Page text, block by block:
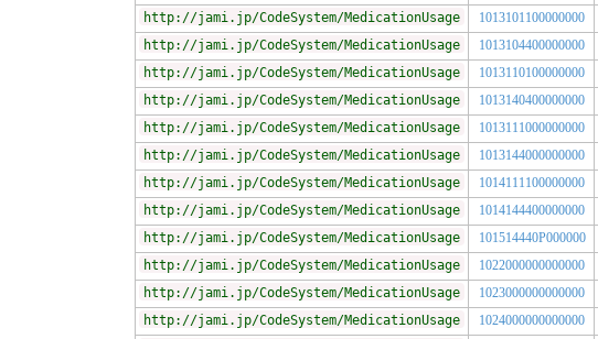
http://jami.jp/CodeSystem/MedicationUsage
1013101100000000
http://jami.jp/CodeSystem/MedicationUsage
1013104400000000
http://jami.jp/CodeSystem/MedicationUsage
1013110100000000
http://jami.jp/CodeSystem/MedicationUsage
1013140400000000
http://jami.jp/CodeSystem/MedicationUsage
1013111000000000
http://jami.jp/CodeSystem/MedicationUsage
1013144000000000
http://jami.jp/CodeSystem/MedicationUsage
1014111100000000
http://jami.jp/CodeSystem/MedicationUsage
1014144400000000
http://jami.jp/CodeSystem/MedicationUsage
101514440P000000
http://jami.jp/CodeSystem/MedicationUsage
1022000000000000
http://jami.jp/CodeSystem/MedicationUsage
1023000000000000
http://jami.jp/CodeSystem/MedicationUsage
1024000000000000